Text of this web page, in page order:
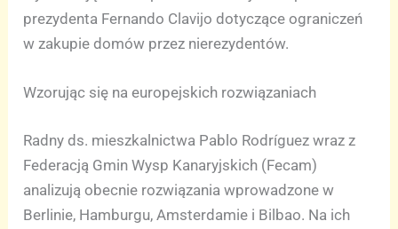
prezydenta Fernando Clavijo dotyczące ograniczeń
w zakupie domów przez nierezydentów.
Wzorując się na europejskich rozwiązaniach
Radny ds. mieszkalnictwa Pablo Rodríguez wraz z
Federacją Gmin Wysp Kanaryjskich (Fecam)
analizują obecnie rozwiązania wprowadzone w
Berlinie, Hamburgu, Amsterdamie i Bilbao. Na ich